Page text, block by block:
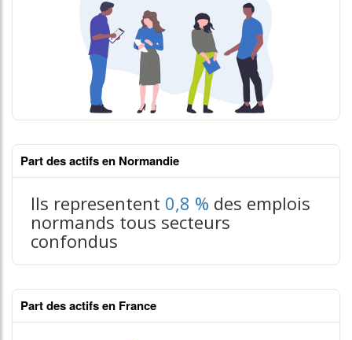
Part des actifs en Normandie
Ils representent 0,8 % des emplois
normands tous secteurs
confondus
Part des actifs en France